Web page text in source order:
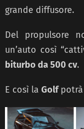
grande diffusore.
Del propulsore
un’auto così
biturbo da 500 cv.
E così la Golfpotrà